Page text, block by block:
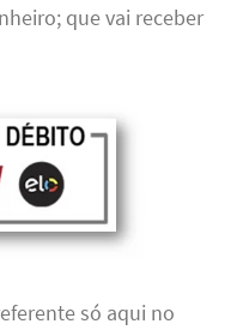
que vai receber
só aqui no